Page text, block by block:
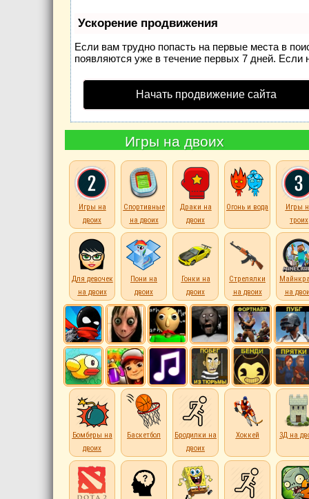
Ускорение продвижения
Если вам трудно попасть на первые места в
появляются уже в течение первых 7 дней. Если
Начать продвижение сайта
Игры на двоих
Игры на
двоих
Спортивные
на двоих
Драки на
двоих
Огонь и вода
Игры
троих
Для девочек
на двоих
Пони на
двоих
Гонки на
двоих
Стрелялки
на двоих
на
Бомберы на
двоих
Баскетбол
Бродилки на
двоих
Хоккей 3Д на